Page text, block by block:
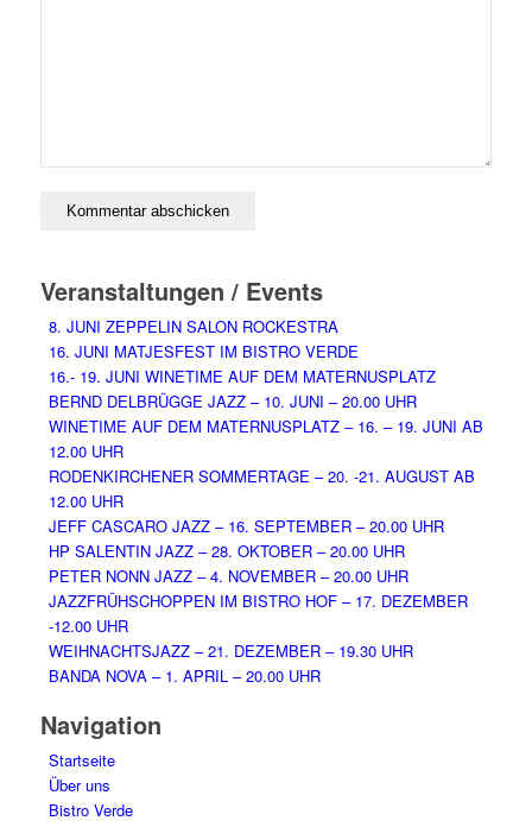
Veranstaltungen / Events
8. JUNI ZEPPELIN SALON ROCKESTRA
16. JUNI MATJESFEST IM BISTRO VERDE
16.- 19. JUNI WINETIME AUF DEM MATERNUSPLATZ
BERND DELBRÜGGE JAZZ – 10. JUNI – 20.00 UHR
WINETIME AUF DEM MATERNUSPLATZ – 16. – 19. JUNI AB
12.00 UHR
RODENKIRCHENER SOMMERTAGE – 20. -21. AUGUST AB
12.00 UHR
JEFF CASCARO JAZZ – 16. SEPTEMBER – 20.00 UHR
HP SALENTIN JAZZ – 28. OKTOBER – 20.00 UHR
PETER NONN JAZZ – 4. NOVEMBER – 20.00 UHR
JAZZFRÜHSCHOPPEN IM BISTRO HOF – 17. DEZEMBER
-12.00 UHR
WEIHNACHTSJAZZ – 21. DEZEMBER – 19.30 UHR
BANDA NOVA – 1. APRIL – 20.00 UHR
Navigation
Startseite
Über uns
Bistro Verde